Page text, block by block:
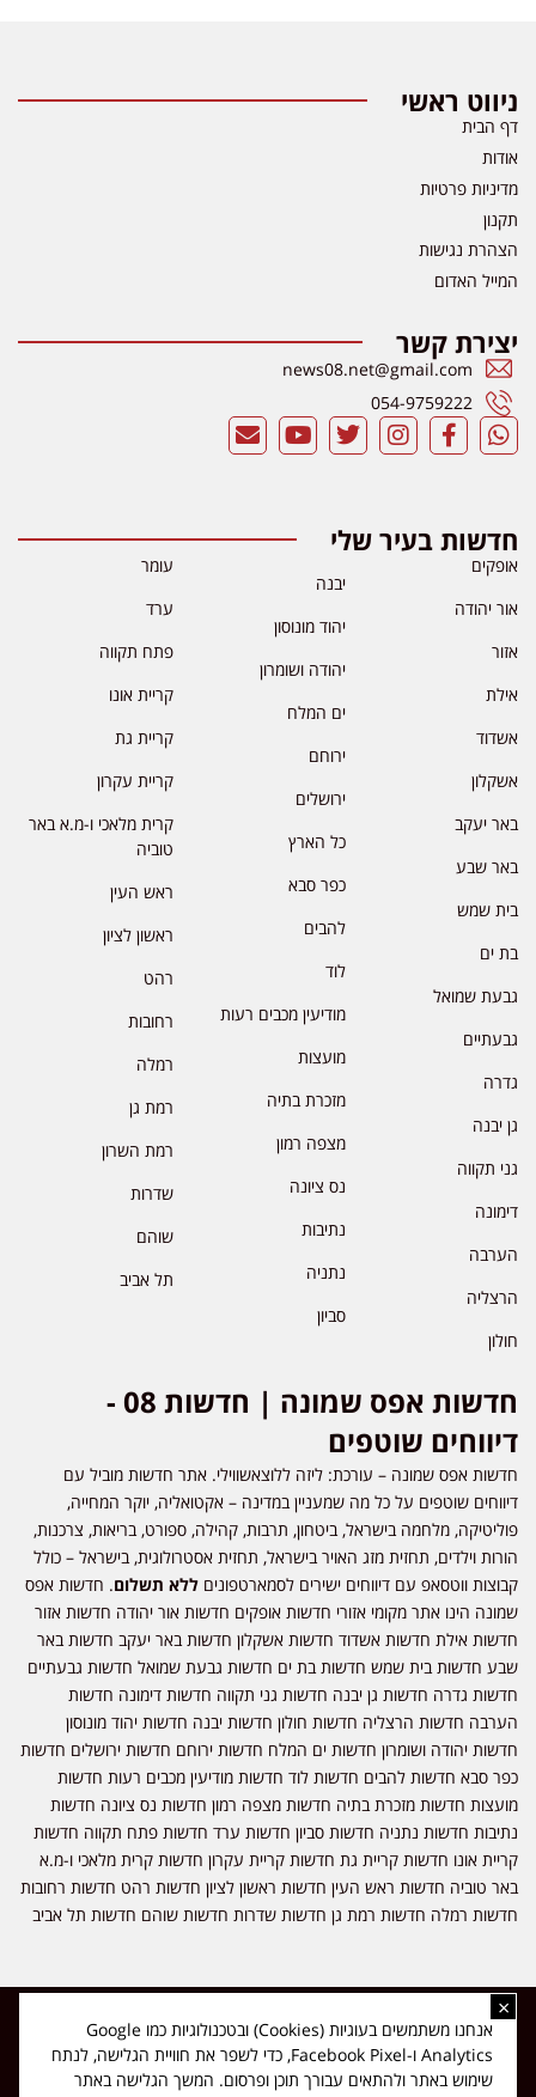
ניווט ראשי
דף הבית
אודות
מדיניות פרטיות
תקנון
הצהרת נגישות
המייל האדום
יצירת קשר
news08.net@gmail.com
054-9759222
חדשות בעיר שלי
אופקים
אור יהודה
אזור
אילת
אשדוד
אשקלון
באר יעקב
באר שבע
בית שמש
בת ים
גבעת שמואל
גבעתיים
גדרה
גן יבנה
גני תקווה
דימונה
הערבה
הרצליה
חולון
יבנה
יהוד מונוסון
יהודה ושומרון
ים המלח
ירוחם
ירושלים
כל הארץ
כפר סבא
להבים
לוד
מודיעין מכבים רעות
מועצות
מזכרת בתיה
מצפה רמון
נס ציונה
נתיבות
נתניה
סביון
עומר
ערד
פתח תקווה
קריית אונו
קריית גת
קריית עקרון
קרית מלאכי ו-מ.א באר
טוביה
ראש העין
ראשון לציון
רהט
רחובות
רמלה
רמת גן
רמת השרון
שדרות
שוהם
תל אביב
חדשות אפס שמונה | חדשות 08 -
דיווחים שוטפים
חדשות אפס שמונה – עורכת: ליזה ללוצאשווילי. אתר חדשות מוביל עם
דיווחים שוטפים על כל מה שמעניין במדינה – אקטואליה, יוקר המחייה,
פוליטיקה, מלחמה בישראל, ביטחון, תרבות, קהילה, ספורט, בריאות, צרכנות,
הורות וילדים, תחזית מזג האויר בישראל, תחזית אסטרולוגית, בישראל – כולל
קבוצות ווטסאפ עם דיווחים ישירים לסמארטפונים ללא תשלום. חדשות אפס
שמונה הינו אתר מקומי אזורי חדשות אופקים חדשות אור יהודה חדשות אזור
חדשות אילת חדשות אשדוד חדשות אשקלון חדשות באר יעקב חדשות באר
שבע חדשות בית שמש חדשות בת ים חדשות גבעת שמואל חדשות גבעתיים
חדשות גדרה חדשות גן יבנה חדשות גני תקווה חדשות דימונה חדשות
הערבה חדשות הרצליה חדשות חולון חדשות יבנה חדשות יהוד מונוסון
חדשות יהודה ושומרון חדשות ים המלח חדשות ירוחם חדשות ירושלים חדשות
כפר סבא חדשות להבים חדשות לוד חדשות מודיעין מכבים רעות חדשות
מועצות חדשות מזכרת בתיה חדשות מצפה רמון חדשות נס ציונה חדשות
נתיבות חדשות נתניה חדשות סביון חדשות ערד חדשות פתח תקווה חדשות
קריית אונו חדשות קריית גת חדשות קריית עקרון חדשות קרית מלאכי ו-מ.א
באר טוביה חדשות ראש העין חדשות ראשון לציון חדשות רהט חדשות רחובות
חדשות רמלה חדשות רמת גן חדשות שדרות חדשות שוהם חדשות תל אביב
כל הזכויות שמורות ל-ליזה ללוצאשווילי - חדשות אפס שמונה - דיווחים בזמן
אמת, נוסד בשנת 2019 | טל' לפרסומים 054-9759222 מייל מערכת
news08.net@gmail.com
Made with ❤ byDIGITA
×
אנחנו משתמשים בעוגיות (Cookies) ובטכנולוגיות כמו Google
Analytics ו-Facebook Pixel, כדי לשפר את חוויית הגלישה, לנתח
שימוש באתר ולהתאים עבורך תוכן ופרסום. המשך הגלישה באתר